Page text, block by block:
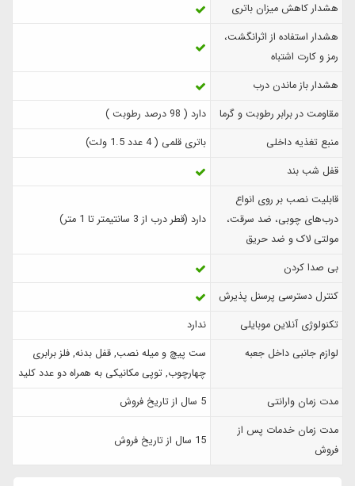
هشدار کاهش میزان باتری
هشدار استفاده از اثرانگشت،
رمز و کارت اشتباه
هشدار باز ماندن درب
مقاومت در برابر رطوبت و گرما
دارد ( 98 درصد رطوبت )
منبع تغذیه داخلی
باتری قلمی ( 4 عدد 1.5 ولت)
قفل شب بند
قابلیت نصب بر روی انواع
درب‌های چوبی، ضد سرقت،
مولتی لاک و ضد حریق
دارد (قطر درب از 3 سانتیمتر تا 1 متر)
بی صدا کردن
کنترل دسترسی پرسنل پذیرش
تکنولوژی آنلاین موبایلی
ندارد
لوازم جانبی داخل جعبه
ست پیچ و میله نصب, قفل بدنه, فلز برابری
چهارچوب, توپی مکانیکی به همراه دو عدد کلید
مدت زمان وارانتی
5 سال از تاریخ فروش
مدت زمان خدمات پس از
فروش
15 سال از تاریخ فروش